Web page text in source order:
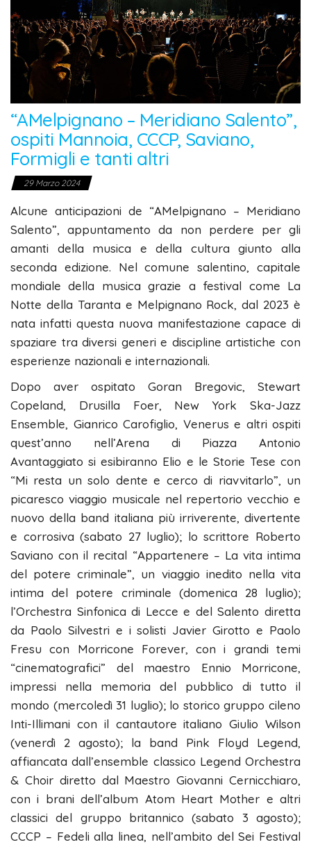
“AMelpignano – Meridiano Salento”,
ospiti Mannoia, CCCP, Saviano,
Formigli e tanti altri
29 Marzo 2024
Alcune anticipazioni de “AMelpignano – Meridiano
Salento”, appuntamento da non perdere per gli
amanti della musica e della cultura giunto alla
seconda edizione. Nel comune salentino, capitale
mondiale della musica grazie a festival come La
Notte della Taranta e Melpignano Rock, dal 2023 è
nata infatti questa nuova manifestazione capace di
spaziare tra diversi generi e discipline artistiche con
esperienze nazionali e internazionali.
Dopo aver ospitato Goran Bregovic, Stewart
Copeland, Drusilla Foer, New York Ska-Jazz
Ensemble, Gianrico Carofiglio, Venerus e altri ospiti
quest’anno nell’Arena di Piazza Antonio
Avantaggiato si esibiranno Elio e le Storie Tese con
“Mi resta un solo dente e cerco di riavvitarlo”, un
picaresco viaggio musicale nel repertorio vecchio e
nuovo della band italiana più irriverente, divertente
e corrosiva (sabato 27 luglio); lo scrittore Roberto
Saviano con il recital “Appartenere – La vita intima
del potere criminale”, un viaggio inedito nella vita
intima del potere criminale (domenica 28 luglio);
l’Orchestra Sinfonica di Lecce e del Salento diretta
da Paolo Silvestri e i solisti Javier Girotto e Paolo
Fresu con Morricone Forever, con i grandi temi
“cinematografici” del maestro Ennio Morricone,
impressi nella memoria del pubblico di tutto il
mondo (mercoledì 31 luglio); lo storico gruppo cileno
Inti-Illimani con il cantautore italiano Giulio Wilson
(venerdì 2 agosto); la band Pink Floyd Legend,
affiancata dall’ensemble classico Legend Orchestra
& Choir diretto dal Maestro Giovanni Cernicchiaro,
con i brani dell’album Atom Heart Mother e altri
classici del gruppo britannico (sabato 3 agosto);
CCCP – Fedeli alla linea, nell’ambito del Sei Festival